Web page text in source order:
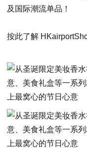
及国际潮流单品！
按此了解